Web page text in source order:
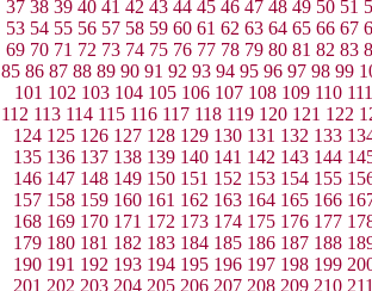
37 38 39 40 41 42 43 44 45 46 47 48 49 50 51
53 54 55 56 57 58 59 60 61 62 63 64 65 66 67
69 70 71 72 73 74 75 76 77 78 79 80 81 82 83
85 86 87 88 89 90 91 92 93 94 95 96 97 98 99
101 102 103 104 105 106 107 108 109 110 111
112 113 114 115 116 117 118 119 120 121 122
124 125 126 127 128 129 130 131 132 133
135 136 137 138 139 140 141 142 143 144
146 147 148 149 150 151 152 153 154 155
157 158 159 160 161 162 163 164 165 166
168 169 170 171 172 173 174 175 176 177
179 180 181 182 183 184 185 186 187 188
190 191 192 193 194 195 196 197 198 199
201 202 203 204 205 206 207 208 209 210